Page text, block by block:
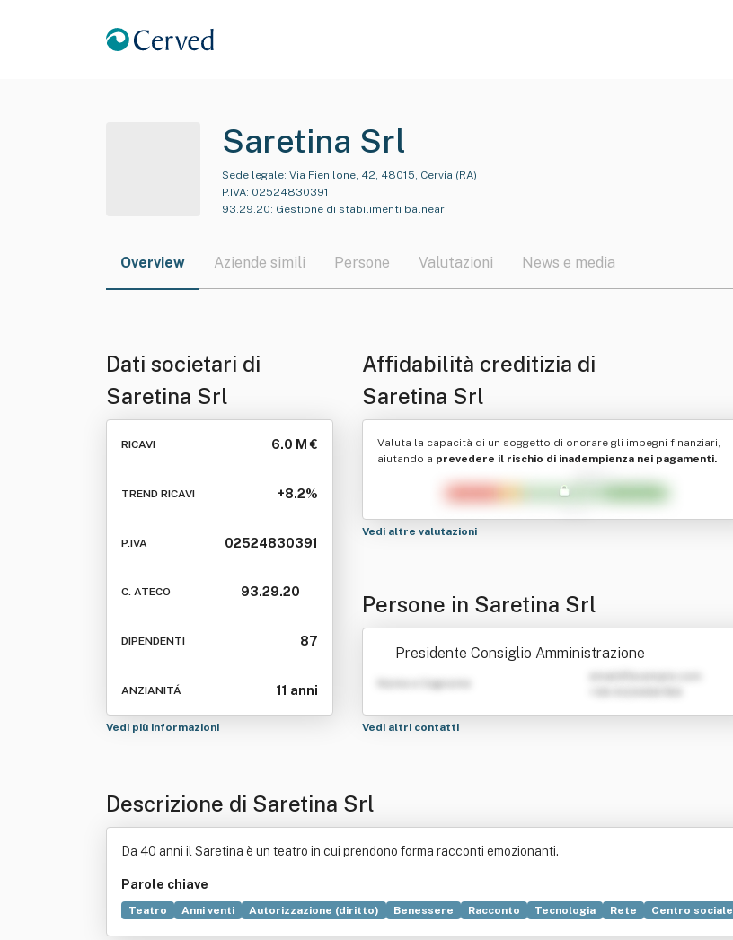
Saretina Srl
Sede legale: Via Fienilone, 42, 48015, Cervia (RA)
P.IVA: 02524830391
93.29.20: Gestione di stabilimenti balneari
Overview Aziende simili Persone Valutazioni News e media
Dati societari di
Saretina Srl
RICAVI 6.0 M €
TREND RICAVI +8.2%
P.IVA 02524830391
C. ATECO 93.29.20
DIPENDENTI 87
ANZIANITÁ 11 anni
Vedi più informazioni
Affidabilità creditizia di
Saretina Srl
Valuta la capacità di un soggetto di onorare gli impegni finanziari,
aiutando a prevedere il rischio di inadempienza nei pagamenti.
Vedi altre valutazioni
Persone in Saretina Srl
Presidente Consiglio Amministrazione
Nome e Cognome
Vedi altri contatti
Descrizione di Saretina Srl
Da 40 anni il Saretina è un teatro in cui prendono forma racconti emozionanti.
Parole chiave
Teatro Anni venti Autorizzazione (diritto) Benessere Racconto Tecnologia Rete Centro sociale